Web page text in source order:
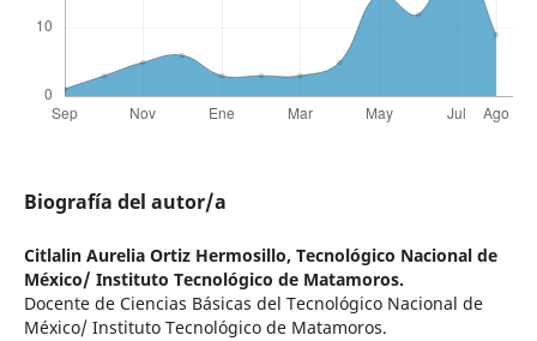
Biografía del autor/a
Citlalin Aurelia Ortiz Hermosillo, Tecnológico Nacional de
México/ Instituto Tecnológico de Matamoros.
Docente de Ciencias Básicas del Tecnológico Nacional de
México/ Instituto Tecnológico de Matamoros.